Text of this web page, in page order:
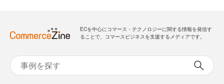
ECを中心にコマース・テクノロジーに関する情報を発信す
ることで、コマースビジネスを支援するメディアです。